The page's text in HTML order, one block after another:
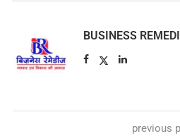
BUSINESS
previous